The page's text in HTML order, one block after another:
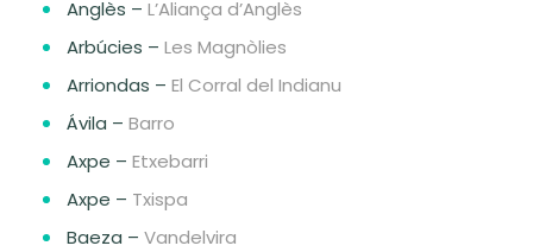
Anglès – L’Aliança d’Anglès
Arbúcies – Les Magnòlies
Arriondas – El Corral del Indianu
Ávila – Barro
Axpe – Etxebarri
Axpe – Txispa
Baeza – Vandelvira